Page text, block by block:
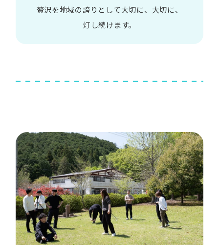
贅沢を地域の​誇りと​して大切に、​大切に、​
灯し続けます。​